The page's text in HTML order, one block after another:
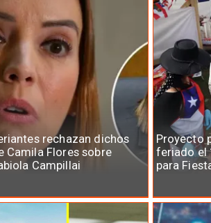
rechazan dichos
Camila Flores sobre
Campillai
Proyecto
feriado el
para